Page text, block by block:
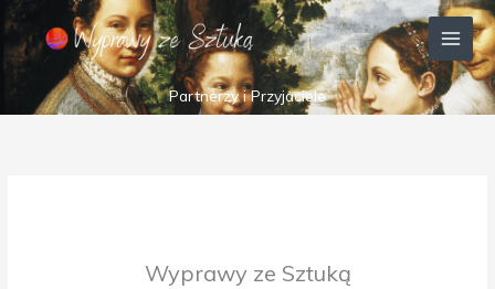
Przejdź
treści
Partnerzy i Przyjaciele
Wyprawy ze Sztuką